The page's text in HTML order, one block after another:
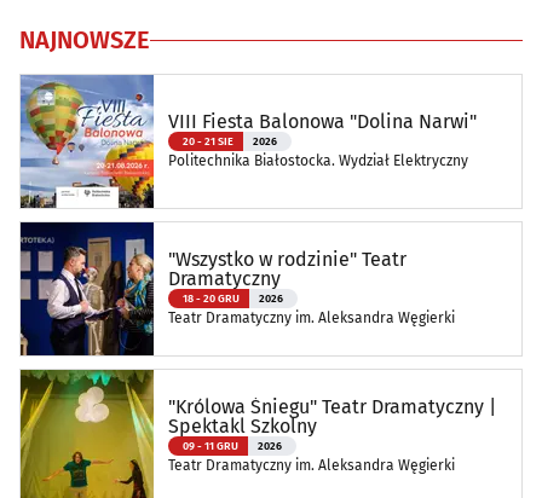
NAJNOWSZE
VIII Fiesta Balonowa "Dolina Narwi"
20 - 21 SIE 2026
Politechnika Białostocka. Wydział Elektryczny
"Wszystko w rodzinie" Teatr
Dramatyczny
18 - 20 GRU 2026
Teatr Dramatyczny im. Aleksandra Węgierki
"Królowa Śniegu" Teatr Dramatyczny |
Spektakl Szkolny
09 - 11 GRU 2026
Teatr Dramatyczny im. Aleksandra Węgierki